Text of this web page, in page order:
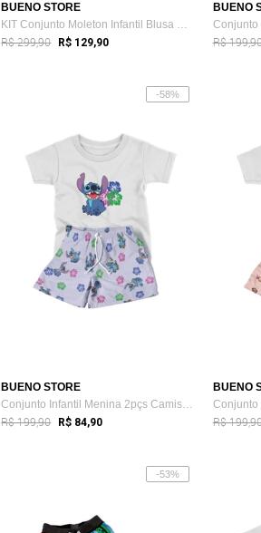
BUENO STORE
KIT Conjunto Moleton Infantil Blusa Cang...
R$ 299,90 R$ 129,90
BUENO
R$
-58%
BUENO STORE
Conjunto Infantil Menina 2pçs Camiseta M...
R$ 199,90 R$ 84,90
BUENO
R$
-53%